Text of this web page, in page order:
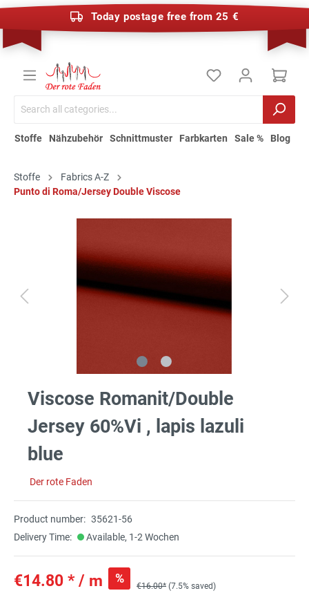
Today postage free from 25 €
Stoffe Nähzubehör Schnittmuster Farbkarten Sale % Blog
Stoffe
Fabrics A-Z
Punto di Roma/Jersey Double Viscose
Viscose Romanit/Double
Jersey 60%Vi , lapis lazuli
blue
Der rote Faden
Product number: 35621-56
Delivery Time:
Available, 1-2 Wochen
€14.80 * / m %
€16.00* (7.5% saved)